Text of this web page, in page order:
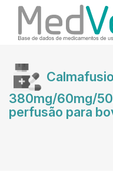
380mg/60mg/
perfusão para